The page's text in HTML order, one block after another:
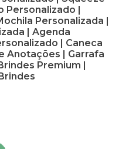
Personalizado |
Personalizada |
| Agenda
| Caneca
Anotações | Garrafa
Premium |